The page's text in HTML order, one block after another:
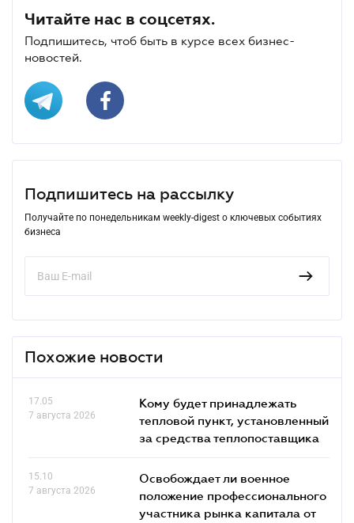
Читайте нас в соцсетях.
Подпишитесь, чтоб быть в курсе всех бизнес-
новостей.
Подпишитесь на рассылку
Получайте по понедельникам weekly-digest о ключевых событиях
бизнеса
Похожие новости
17.05
7 августа 2026
Кому будет принадлежать
тепловой пункт, установленный
за средства теплопоставщика
15.10
7 августа 2026
Освобождает ли военное
положение профессионального
участника рынка капитала от